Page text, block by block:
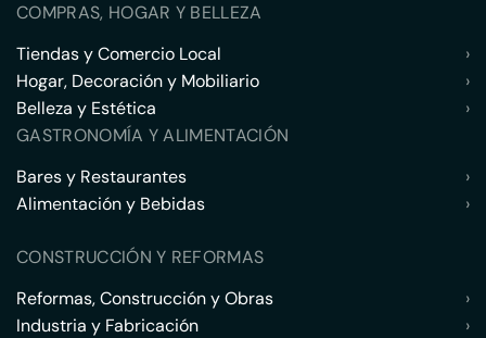
COMPRAS, HOGAR Y BELLEZA
Tiendas y Comercio Local
›
Hogar, Decoración y Mobiliario
›
Belleza y Estética
›
GASTRONOMÍA Y ALIMENTACIÓN
Bares y Restaurantes
›
Alimentación y Bebidas
›
CONSTRUCCIÓN Y REFORMAS
Reformas, Construcción y Obras
›
Industria y Fabricación
›